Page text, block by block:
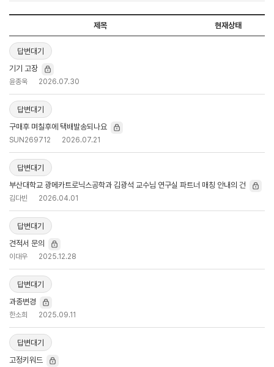
제목 현재상태
답변대기
기기 고장
윤종욱 2026.07.30
답변대기
구매후 며칠후에 택배발송되나요
SUN269712 2026.07.21
답변대기
부산대학교 광메카트로닉스공학과 김광석 교수님 연구실 파트너 매칭 안내의 건
김다빈 2026.04.01
답변대기
견적서 문의
이대우 2025.12.28
답변대기
과종변경
한소희 2025.09.11
답변대기
고정키워드